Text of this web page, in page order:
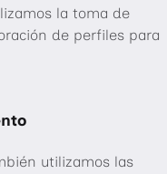
la toma de
de perfiles para
utilizamos las